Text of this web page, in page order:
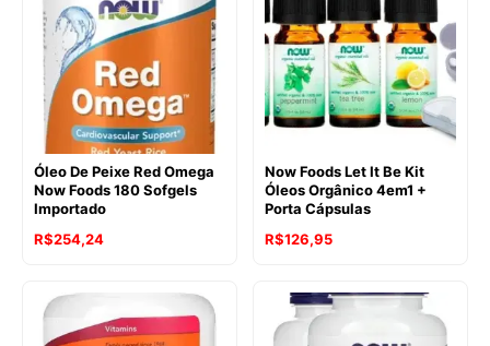
Óleo De Peixe Red Omega
Now Foods 180 Sofgels
Importado
R$254,24
Now Foods Let It Be Kit
Óleos Orgânico 4em1 +
Porta Cápsulas
R$126,95